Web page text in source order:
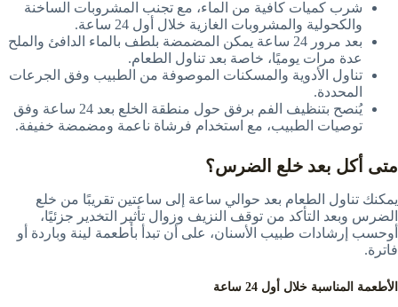
شرب كميات كافية من الماء، مع تجنب المشروبات الساخنة
والكحولية والمشروبات الغازية خلال أول 24 ساعة.
بعد مرور 24 ساعة يمكن المضمضة بلطف بالماء الدافئ والملح
عدة مرات يوميًا، خاصة بعد تناول الطعام.
تناول الأدوية والمسكنات الموصوفة من الطبيب وفق الجرعات
المحددة.
يُنصح بتنظيف الفم برفق حول منطقة الخلع بعد 24 ساعة وفق
توصيات الطبيب، مع استخدام فرشاة ناعمة ومضمضة خفيفة.
متى أكل بعد خلع الضرس؟
يمكنك تناول الطعام بعد حوالي ساعة إلى ساعتين تقريبًا من خلع
الضرس وبعد التأكد من توقف النزيف وزوال تأثير التخدير جزئيًا،
أوحسب إرشادات طبيب الأسنان، على أن تبدأ بأطعمة لينة وباردة أو
فاترة.
الأطعمة المناسبة خلال أول 24 ساعة